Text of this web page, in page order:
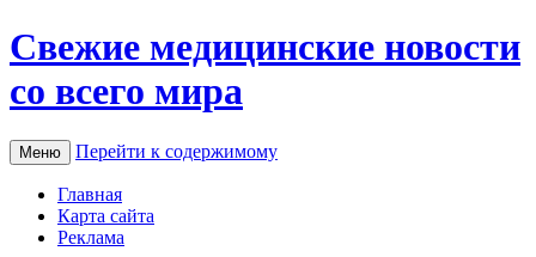
Свежие медицинские новости
со всего мира
Меню Перейти к содержимому
Главная
Карта сайта
Реклама